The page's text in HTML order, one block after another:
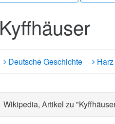
Kyffhäuser
Deutsche Geschichte Harz
Wikipedia, Artikel zu